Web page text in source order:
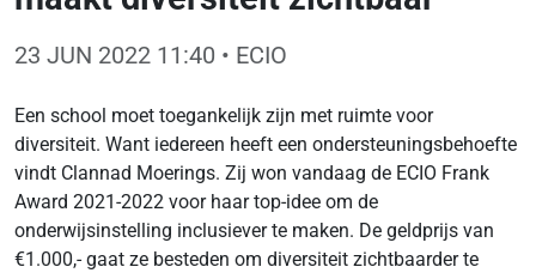
23 JUN 2022 11:40 • ECIO
Een school moet toegankelijk zijn met ruimte voor
diversiteit. Want iedereen heeft een ondersteuningsbehoefte
vindt Clannad Moerings. Zij won vandaag de ECIO Frank
Award 2021-2022 voor haar top-idee om de
onderwijsinstelling inclusiever te maken. De geldprijs van
€1.000,- gaat ze besteden om diversiteit zichtbaarder te